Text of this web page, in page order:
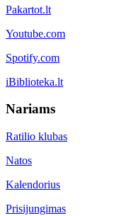
Pakartot.lt
Youtube.com
Spotify.com
iBiblioteka.lt
Nariams
Ratilio klubas
Natos
Kalendorius
Prisijungimas